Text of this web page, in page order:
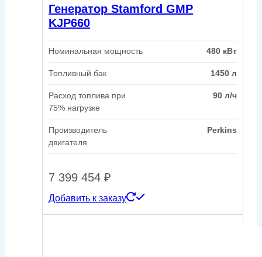
Генератор Stamford GMP
KJP660
Номинальная мощность 480 кВт
Топливный бак 1450 л
Расход топлива при
75% нагрузке
90 л/ч
Производитель
двигателя
Perkins
7 399 454 ₽
Добавить к заказу